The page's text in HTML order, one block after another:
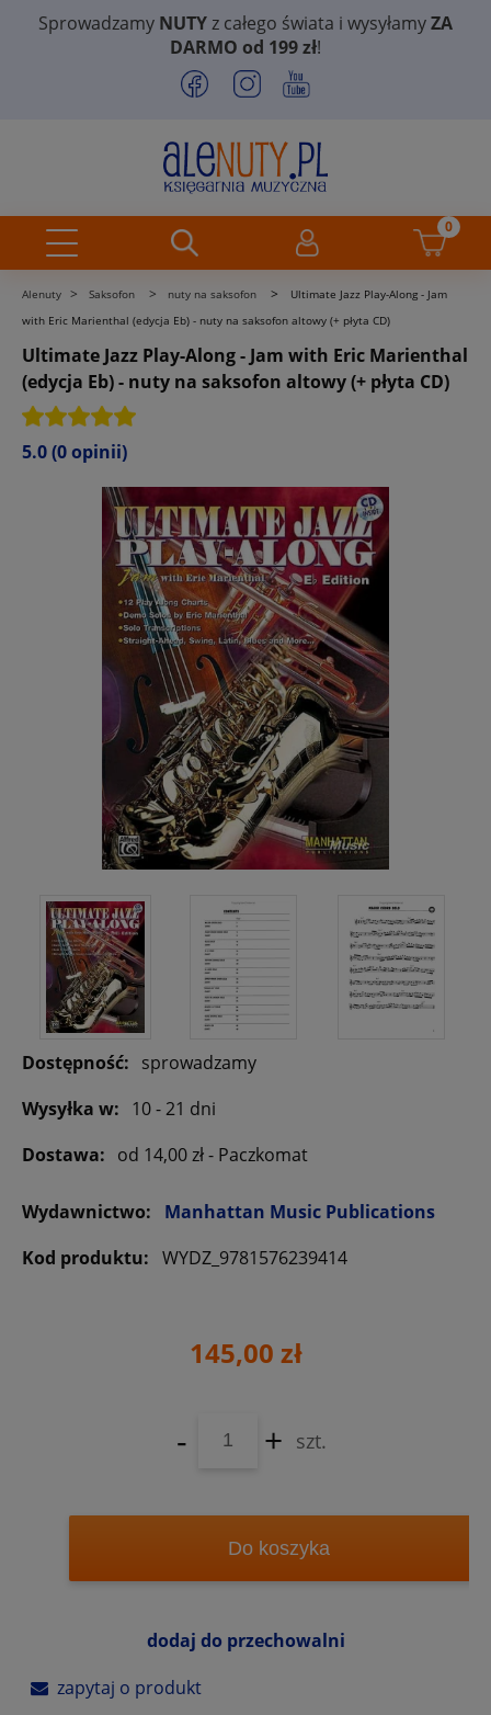
Sprowadzamy NUTYz całego świata i wysyłamyZA
DARMO od 199 zł!
Alenuty > Saksofon > nuty na saksofon >
Ultimate Jazz Play-Along - Jam
with Eric Marienthal (edycja Eb) - nuty na saksofon altowy (+ płyta CD)
Ultimate Jazz Play-Along - Jam with Eric Marienthal
(edycja Eb) - nuty na saksofon altowy (+ płyta CD)
5.0(0 opinii)
Dostępność: sprowadzamy
Wysyłka w: 10 - 21 dni
Dostawa: od 14,00 zł- Paczkomat
Wydawnictwo:
Manhattan Music Publications
Kod produktu: WYDZ_9781576239414
145,00 zł
- + szt.
Do koszyka
dodaj do przechowalni
zapytaj o produkt